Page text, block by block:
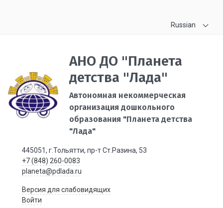
Russian
АНО ДО "Планета
детства "Лада"
Автономная некоммерческая
организация дошкольного
образования "Планета детства
"Лада"
445051, г.Тольятти, пр-т Ст.Разина, 53
+7 (848) 260-0083
planeta@pdlada.ru
Версия для слабовидящих
Войти